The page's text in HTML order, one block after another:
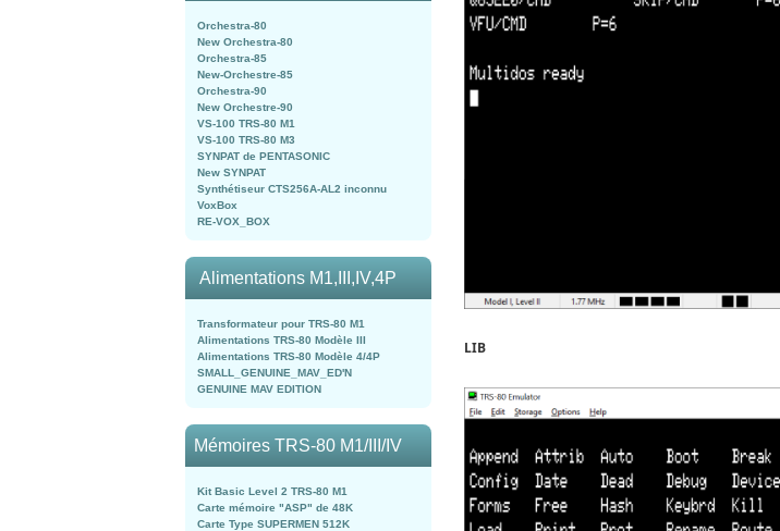
Orchestra-80
New Orchestra-80
Orchestra-85
New-Orchestre-85
Orchestra-90
New Orchestre-90
VS-100 TRS-80 M1
VS-100 TRS-80 M3
SYNPAT de PENTASONIC
New SYNPAT
Synthétiseur CTS256A-AL2 inconnu
VoxBox
RE-VOX_BOX
Alimentations M1,III,IV,4P
Transformateur pour TRS-80 M1
Alimentations TRS-80 Modèle III
Alimentations TRS-80 Modèle 4/4P
SMALL_GENUINE_MAV_ED'N
GENUINE MAV EDITION
Mémoires TRS-80 M1/III/IV
Kit Basic Level 2 TRS-80 M1
Carte mémoire "ASP" de 48K
Carte Type SUPERMEN 512K
LIB